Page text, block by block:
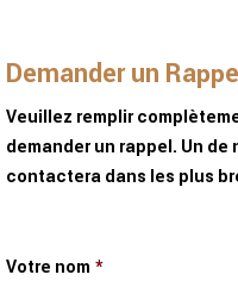
Demander un
Veuillez remplir
demander un rappel. Un
contactera dans les plus
Votre nom *